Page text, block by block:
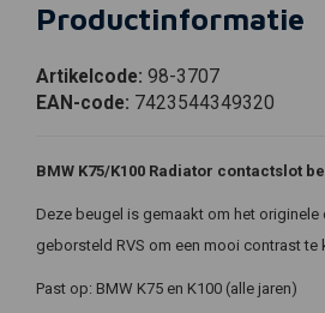
Productinformatie
Artikelcode: 98-3707
EAN-code: 7423544349320
BMW K75/K100 Radiator contactslot
Deze beugel is gemaakt om het originele
geborsteld RVS om een mooi contrast
Past op: BMW K75 en K100 (alle jaren)